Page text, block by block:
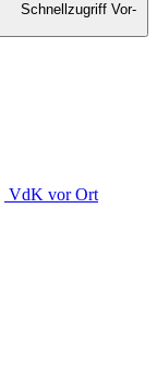
Schnellzugriff Vor-
VdK vor Ort